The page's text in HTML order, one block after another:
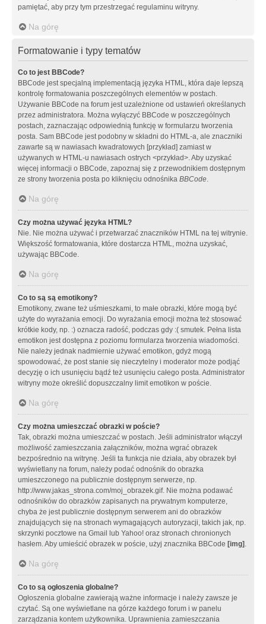
pamiętać, aby przy tym przestrzegać regulaminu witryny.
Na górę
Formatowanie i typy tematów
Co to jest BBCode?
BBCode jest specjalną implementacją języka HTML, która daje lepszą
kontrolę formatowania poszczególnych elementów w postach.
Używanie BBCode na forum jest uzależnione od ustawień określanych
przez administratora. Można wyłączyć BBCode w poszczególnych
postach, zaznaczając odpowiednią funkcję w formularzu tworzenia
posta. Sam BBCode jest podobny w składni do HTML-a, ale znaczniki
zawarte są w nawiasach kwadratowych [przykład] zamiast w
używanych w HTML-u nawiasach ostrych <przykład>. Aby uzyskać
więcej informacji o BBCode, zapoznaj się z przewodnikiem dostępnym
ze strony tworzenia posta po kliknięciu odnośnika BBCode.
Na górę
Czy można używać języka HTML?
Nie. Nie można używać i przetwarzać znaczników HTML na tej witrynie.
Większość formatowania, które dostarcza HTML, można uzyskać,
używając BBCode.
Na górę
Co to są są emotikony?
Emotikony, zwane też uśmieszkami, to małe obrazki, które mogą być
użyte do wyrażania emocji. Do wyrażania emocji można też stosować
krótkie kody, np. :) oznacza radość, podczas gdy :( smutek. Pełna lista
emotikon jest dostępna z poziomu formularza tworzenia wiadomości.
Nie należy jednak nadmiernie używać emotikon, gdyż mogą
spowodować, że post stanie się nieczytelny i moderator może podjąć
decyzję o ich usunięciu bądź też usunięciu całego posta. Administrator
witryny może określić dopuszczalny limit emotikon w poście.
Na górę
Czy można umieszczać obrazki w poście?
Tak, obrazki można umieszczać w postach. Jeśli administrator włączył
możliwość zamieszczania załączników, można wgrać obrazek
bezpośrednio na witrynę. Jeśli ta funkcja nie działa, aby obrazek był
wyświetlany na forum, należy podać odnośnik do obrazka
umieszczonego na publicznie dostępnym serwerze, np.
http://www.jakas_strona.com/moj_obrazek.gif. Nie można podawać
odnośników do obrazków zapisanych na prywatnym komputerze,
chyba że jest publicznie dostępnym serwerem ani do obrazków
znajdujących się na stronach wymagających autoryzacji, takich jak, np.
skrzynki pocztowe na Gmail lub Yahoo! oraz stronach chronionych
hasłem. Aby umieścić obrazek w poście, użyj znacznika BBCode [img] .
Na górę
Co to są ogłoszenia globalne?
Ogłoszenia globalne zawierają ważne informacje i należy zawsze je
czytać. Są one wyświetlane na górze każdego forum i w panelu
zarządzania kontem użytkownika. Uprawnienia zamieszczania